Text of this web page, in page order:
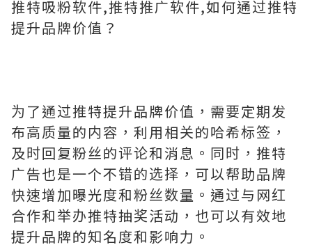
推特吸粉软件,推特推广软件,如何通过推特
提升品牌价值？
为了通过推特提升品牌价值，需要定期发
布高质量的内容，利用相关的哈希标签，
及时回复粉丝的评论和消息。同时，推特
广告也是一个不错的选择，可以帮助品牌
快速增加曝光度和粉丝数量。通过与网红
合作和举办推特抽奖活动，也可以有效地
提升品牌的知名度和影响力。